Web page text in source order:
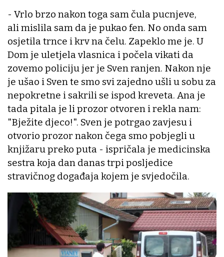
- Vrlo brzo nakon toga sam čula pucnjeve,
ali mislila sam da je pukao fen. No onda sam
osjetila trnce i krv na čelu. Zapeklo me je. U
Dom je uletjela vlasnica i počela vikati da
zovemo policiju jer je Sven ranjen. Nakon nje
je ušao i Sven te smo svi zajedno ušli u sobu za
nepokretne i sakrili se ispod kreveta. Ana je
tada pitala je li prozor otvoren i rekla nam:
"Bježite djeco!". Sven je potrgao zavjesu i
otvorio prozor nakon čega smo pobjegli u
knjižaru preko puta - ispričala je medicinska
sestra koja dan danas trpi posljedice
stravičnog događaja kojem je svjedočila.